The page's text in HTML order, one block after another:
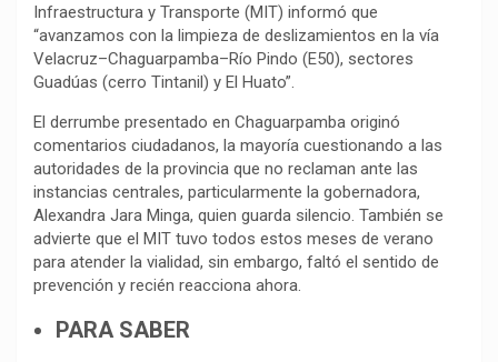
Infraestructura y Transporte (MIT) informó que
“avanzamos con la limpieza de deslizamientos en la vía
Velacruz–Chaguarpamba–Río Pindo (E50), sectores
Guadúas (cerro Tintanil) y El Huato”.
El derrumbe presentado en Chaguarpamba originó
comentarios ciudadanos, la mayoría cuestionando a las
autoridades de la provincia que no reclaman ante las
instancias centrales, particularmente la gobernadora,
Alexandra Jara Minga, quien guarda silencio. También se
advierte que el MIT tuvo todos estos meses de verano
para atender la vialidad, sin embargo, faltó el sentido de
prevención y recién reacciona ahora.
PARA SABER